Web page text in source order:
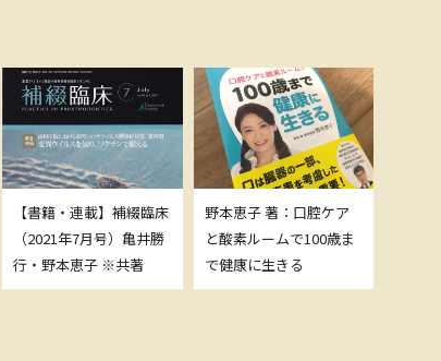
【書籍・連載】補綴臨床
（2021年7月号）亀井勝
行・野本恵子 ※共著
野本恵子 著：口腔ケア
と酸素ルームで100歳ま
で健康に生きる